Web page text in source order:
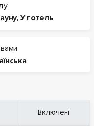
, У готель
Включені